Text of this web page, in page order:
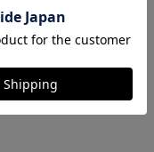
4.5-5.6 VR S